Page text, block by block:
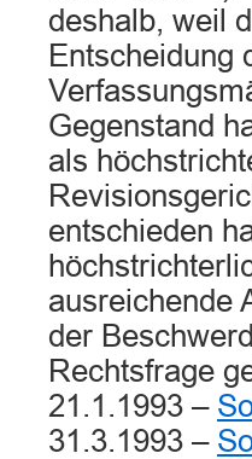
deshalb, weil
Entscheidung
Gegenstand
als
entschieden
ausreichende
der
Rechtsfrage
21.1.1993 –
31.3.1993 –